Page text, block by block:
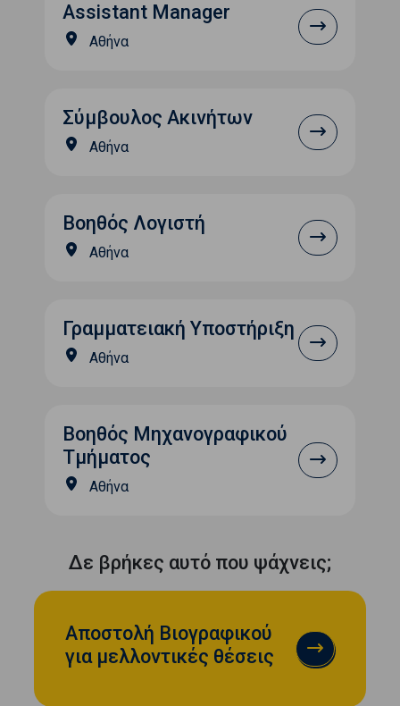
Assistant Manager
Αθήνα
Σύμβουλος Ακινήτων
Αθήνα
Βοηθός Λογιστή
Αθήνα
Γραμματειακή Υποστήριξη
Αθήνα
Βοηθός Μηχανογραφικού
Τμήματος
Αθήνα
Δε βρήκες αυτό που ψάχνεις;
Αποστολή Βιογραφικού
για μελλοντικές θέσεις